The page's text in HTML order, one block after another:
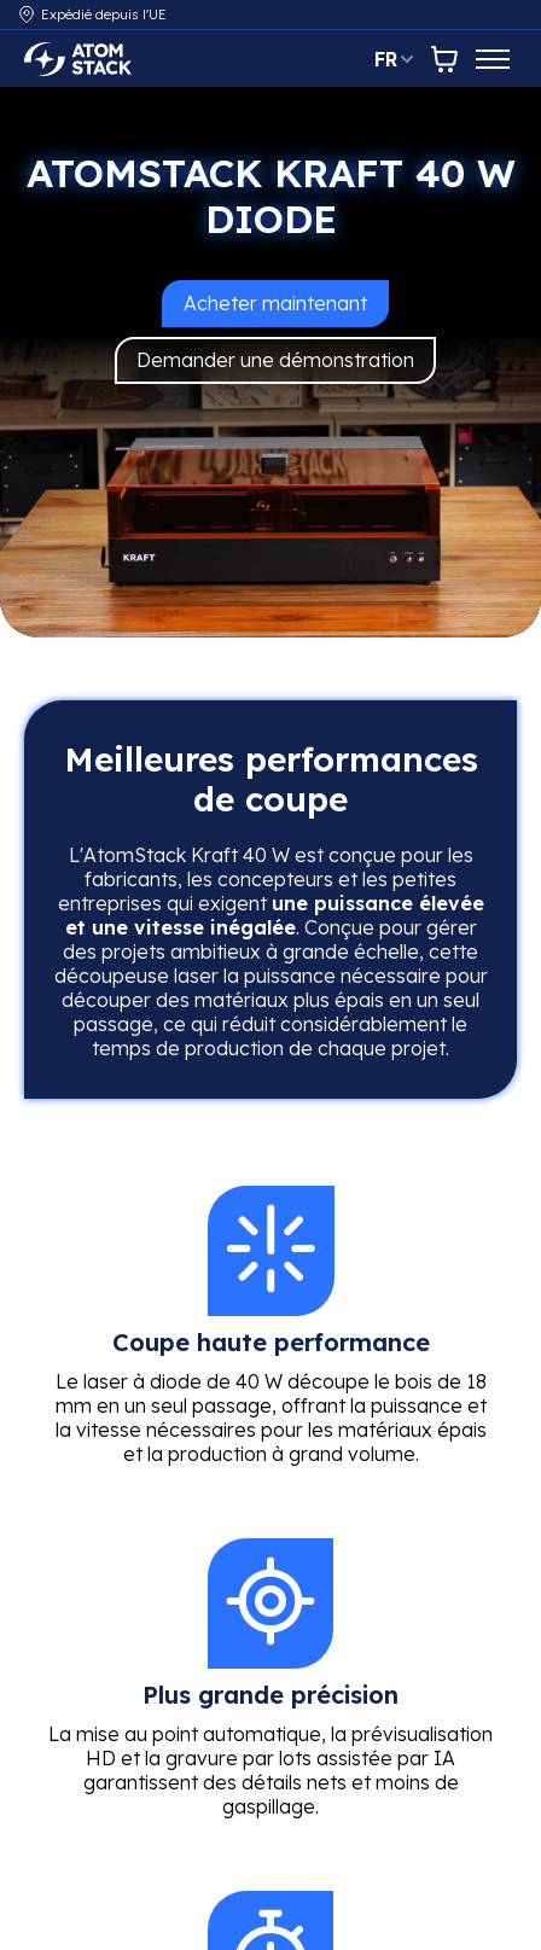
Expédié depuis l'UE
AtomStack Europe FR Panier
ATOMSTACK KRAFT 40 W
DIODE
Acheter maintenantl'AtomStack Kraft 40 W
Demander une démonstration
Meilleures performances
de coupe
L'AtomStack Kraft 40 W est conçue pour les
fabricants, les concepteurs et les petites
entreprises qui exigent une puissance élevée
et une vitesse inégalée. Conçue pour gérer
des projets ambitieux à grande échelle, cette
découpeuse laser la puissance nécessaire pour
découper des matériaux plus épais en un seul
passage, ce qui réduit considérablement le
temps de production de chaque projet.
Coupe haute performance
Le laser à diode de 40 W découpe le bois de 18
mm en un seul passage, offrant la puissance et
la vitesse nécessaires pour les matériaux épais
et la production à grand volume.
Plus grande précision
La mise au point automatique, la prévisualisation
HD et la gravure par lots assistée par IA
garantissent des détails nets et moins de
gaspillage.